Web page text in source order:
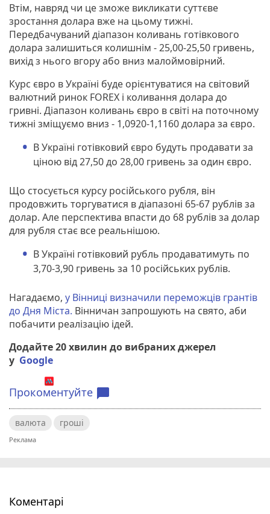
Втім, навряд чи це зможе викликати суттєве
зростання долара вже на цьому тижні.
Передбачуваний діапазон коливань готівкового
долара залишиться колишнім - 25,00-25,50 гривень,
вихід з нього вгору або вниз малоймовірний.
Курс євро в Україні буде орієнтуватися на світовий
валютний ринок FOREX і коливання долара до
гривні. Діапазон коливань євро в світі на поточному
тижні зміщуємо вниз - 1,0920-1,1160 долара за євро.
В Україні готівковий євро будуть продавати за
ціною від 27,50 до 28,00 гривень за один євро.
Що стосується курсу російського рубля, він
продовжить торгуватися в діапазоні 65-67 рублів за
долар. Але перспектива впасти до 68 рублів за долар
для рубля стає все реальнішою.
В Україні готівковий рубль продаватимуть по
3,70-3,90 гривень за 10 російських рублів.
Нагадаємо, у Вінниці визначили переможців грантів
до Дня Міста. Вінничан запрошують на свято, аби
побачити реалізацію ідей.
Додайте 20 хвилин до вибраних джерел
у Google
Прокоментуйте chat_bubble
валюта гроші
Коментарі